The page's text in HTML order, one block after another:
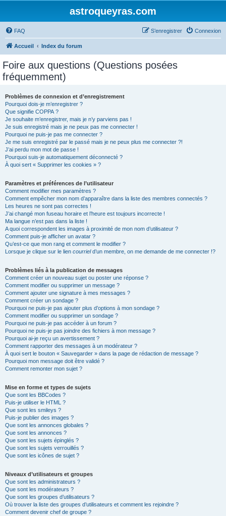
astroqueyras.com
FAQ Connexion
S’enregistrer
Accueil Index du forum
Foire aux questions (Questions posées
fréquemment)
Problèmes de connexion et d’enregistrement
Pourquoi dois-je m’enregistrer ?
Que signifie COPPA ?
Je souhaite m’enregistrer, mais je n’y parviens pas !
Je suis enregistré mais je ne peux pas me connecter !
Pourquoi ne puis-je pas me connecter ?
Je me suis enregistré par le passé mais je ne peux plus me connecter ?!
J’ai perdu mon mot de passe !
Pourquoi suis-je automatiquement déconnecté ?
À quoi sert « Supprimer les cookies » ?
Paramètres et préférences de l’utilisateur
Comment modifier mes paramètres ?
Comment empêcher mon nom d’apparaître dans la liste des membres connectés ?
Les heures ne sont pas correctes !
J’ai changé mon fuseau horaire et l’heure est toujours incorrecte !
Ma langue n’est pas dans la liste !
A quoi correspondent les images à proximité de mon nom d’utilisateur ?
Comment puis-je afficher un avatar ?
Qu’est-ce que mon rang et comment le modifier ?
Lorsque je clique sur le lien courrield’un membre, on me demande de me connecter !?
Problèmes liés à la publication de messages
Comment créer un nouveau sujet ou poster une réponse ?
Comment modifier ou supprimer un message ?
Comment ajouter une signature à mes messages ?
Comment créer un sondage ?
Pourquoi ne puis-je pas ajouter plus d’options à mon sondage ?
Comment modifier ou supprimer un sondage ?
Pourquoi ne puis-je pas accéder à un forum ?
Pourquoi ne puis-je pas joindre des fichiers à mon message ?
Pourquoi ai-je reçu un avertissement ?
Comment rapporter des messages à un modérateur ?
À quoi sert le bouton « Sauvegarder » dans la page de rédaction de message ?
Pourquoi mon message doit être validé ?
Comment remonter mon sujet ?
Mise en forme et types de sujets
Que sont les BBCodes ?
Puis-je utiliser le HTML ?
Que sont les smileys ?
Puis-je publier des images ?
Que sont les annonces globales ?
Que sont les annonces ?
Que sont les sujets épinglés ?
Que sont les sujets verrouillés ?
Que sont les icônes de sujet ?
Niveaux d’utilisateurs et groupes
Que sont les administrateurs ?
Que sont les modérateurs ?
Que sont les groupes d’utilisateurs ?
Où trouver la liste des groupes d’utilisateurs et comment les rejoindre ?
Comment devenir chef de groupe ?